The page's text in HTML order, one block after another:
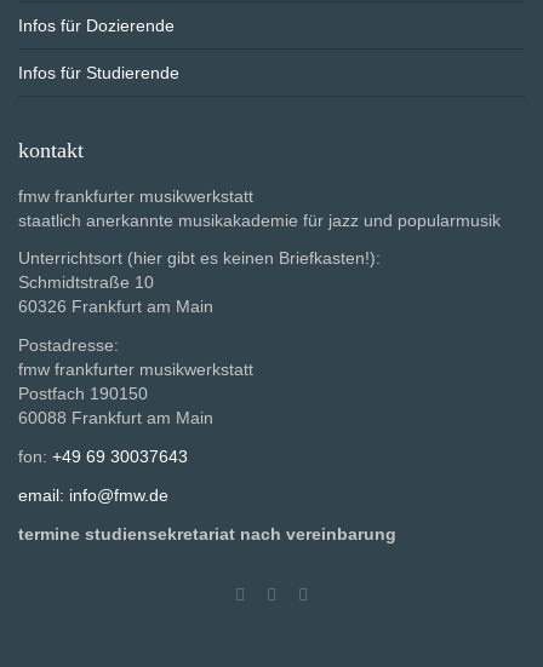
Infos für Dozierende
Infos für Studierende
kontakt
fmw frankfurter musikwerkstatt
staatlich anerkannte musikakademie für jazz und popularmusik
Unterrichtsort (hier gibt es keinen Briefkasten!):
Schmidtstraße 10
60326 Frankfurt am Main
Postadresse:
fmw frankfurter musikwerkstatt
Postfach 190150
60088 Frankfurt am Main
fon: +49 69 30037643
email: info@fmw.de
termine studiensekretariat nach vereinbarung